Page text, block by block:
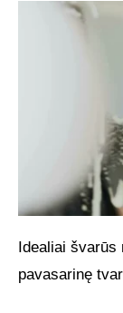
Idealiai švarūs
pavasarinę